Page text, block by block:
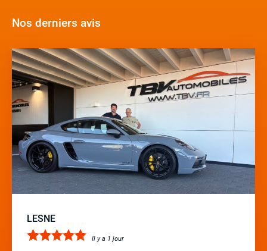
Nos derniers avis
LESNE
Il y a 1 jour